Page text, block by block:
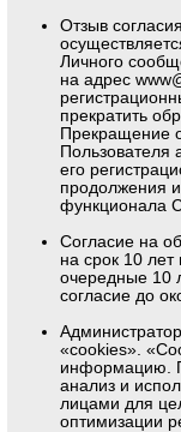
Отзыв
Личного
на адрес
прекратить
Прекращение
Пользователя
его
продолжения
функционала
Согласие на
на срок 10 лет
очередные 10
согласие до
«cookies».
информацию.
анализ и
лицами для
оптимизации